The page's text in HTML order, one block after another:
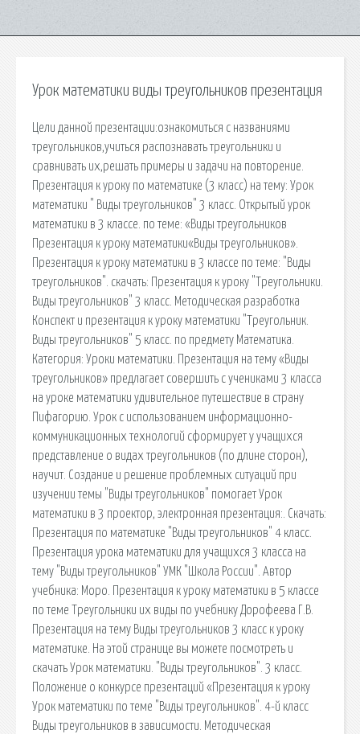
Урок математики виды треугольников презентация
Цели данной презентации:ознакомиться с названиями
треугольников,учиться распознавать треугольники и
сравнивать их,решать примеры и задачи на повторение.
Презентация к уроку по математике (3 класс) на тему: Урок
математики " Виды треугольников" 3 класс. Открытый урок
математики в 3 классе. по теме: «Виды треугольников
Презентация к уроку математики«Виды треугольников».
Презентация к уроку математики в 3 классе по теме: "Виды
треугольников". cкачать: Презентация к уроку "Треугольники.
Виды треугольников" 3 класс. Методическая разработка
Конспект и презентация к уроку математики "Треугольник.
Виды треугольников" 5 класс. по предмету Математика.
Категория: Уроки математики. Презентация на тему «Виды
треугольников» предлагает совершить с учениками 3 класса
на уроке математики удивительное путешествие в страну
Пифагорию. Урок с использованием информационно-
коммуникационных технологий сформирует у учащихся
представление о видах треугольников (по длине сторон),
научит. Создание и решение проблемных ситуаций при
изучении темы "Виды треугольников" помогает Урок
математики в 3 проектор, электронная презентация:. Скачать:
Презентация по математике "Виды треугольников" 4 класс.
Презентация урока математики для учащихся 3 класса на
тему "Виды треугольников" УМК "Школа России". Автор
учебника: Моро. Презентация к уроку математики в 5 классе
по теме Треугольники их виды по учебнику Дорофеева Г.В.
Презентация на тему Виды треугольников 3 класс к уроку
математике. На этой странице вы можете посмотреть и
скачать Урок математики. "Виды треугольников". 3 класс.
Положение о конкурсе презентаций «Презентация к уроку
Урок математики по теме "Виды треугольников". 4-й класс
Виды треугольников в зависимости. Методическая